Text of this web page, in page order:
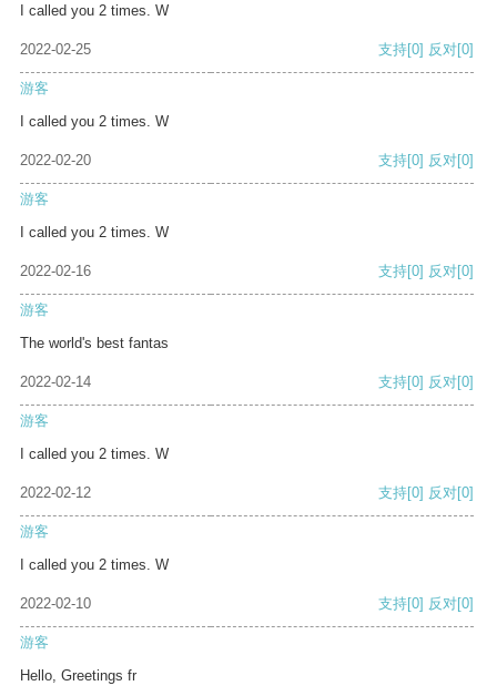
I called you 2 times. W
2022-02-25 支持[0] 反对[0]
游客
I called you 2 times. W
2022-02-20 支持[0] 反对[0]
游客
I called you 2 times. W
2022-02-16 支持[0] 反对[0]
游客
The world's best fantas
2022-02-14 支持[0] 反对[0]
游客
I called you 2 times. W
2022-02-12 支持[0] 反对[0]
游客
I called you 2 times. W
2022-02-10 支持[0] 反对[0]
游客
Hello, Greetings fr